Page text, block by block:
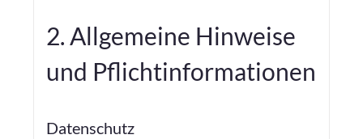
2. Allgemeine Hinweise
und Pflichtinformationen
Datenschutz